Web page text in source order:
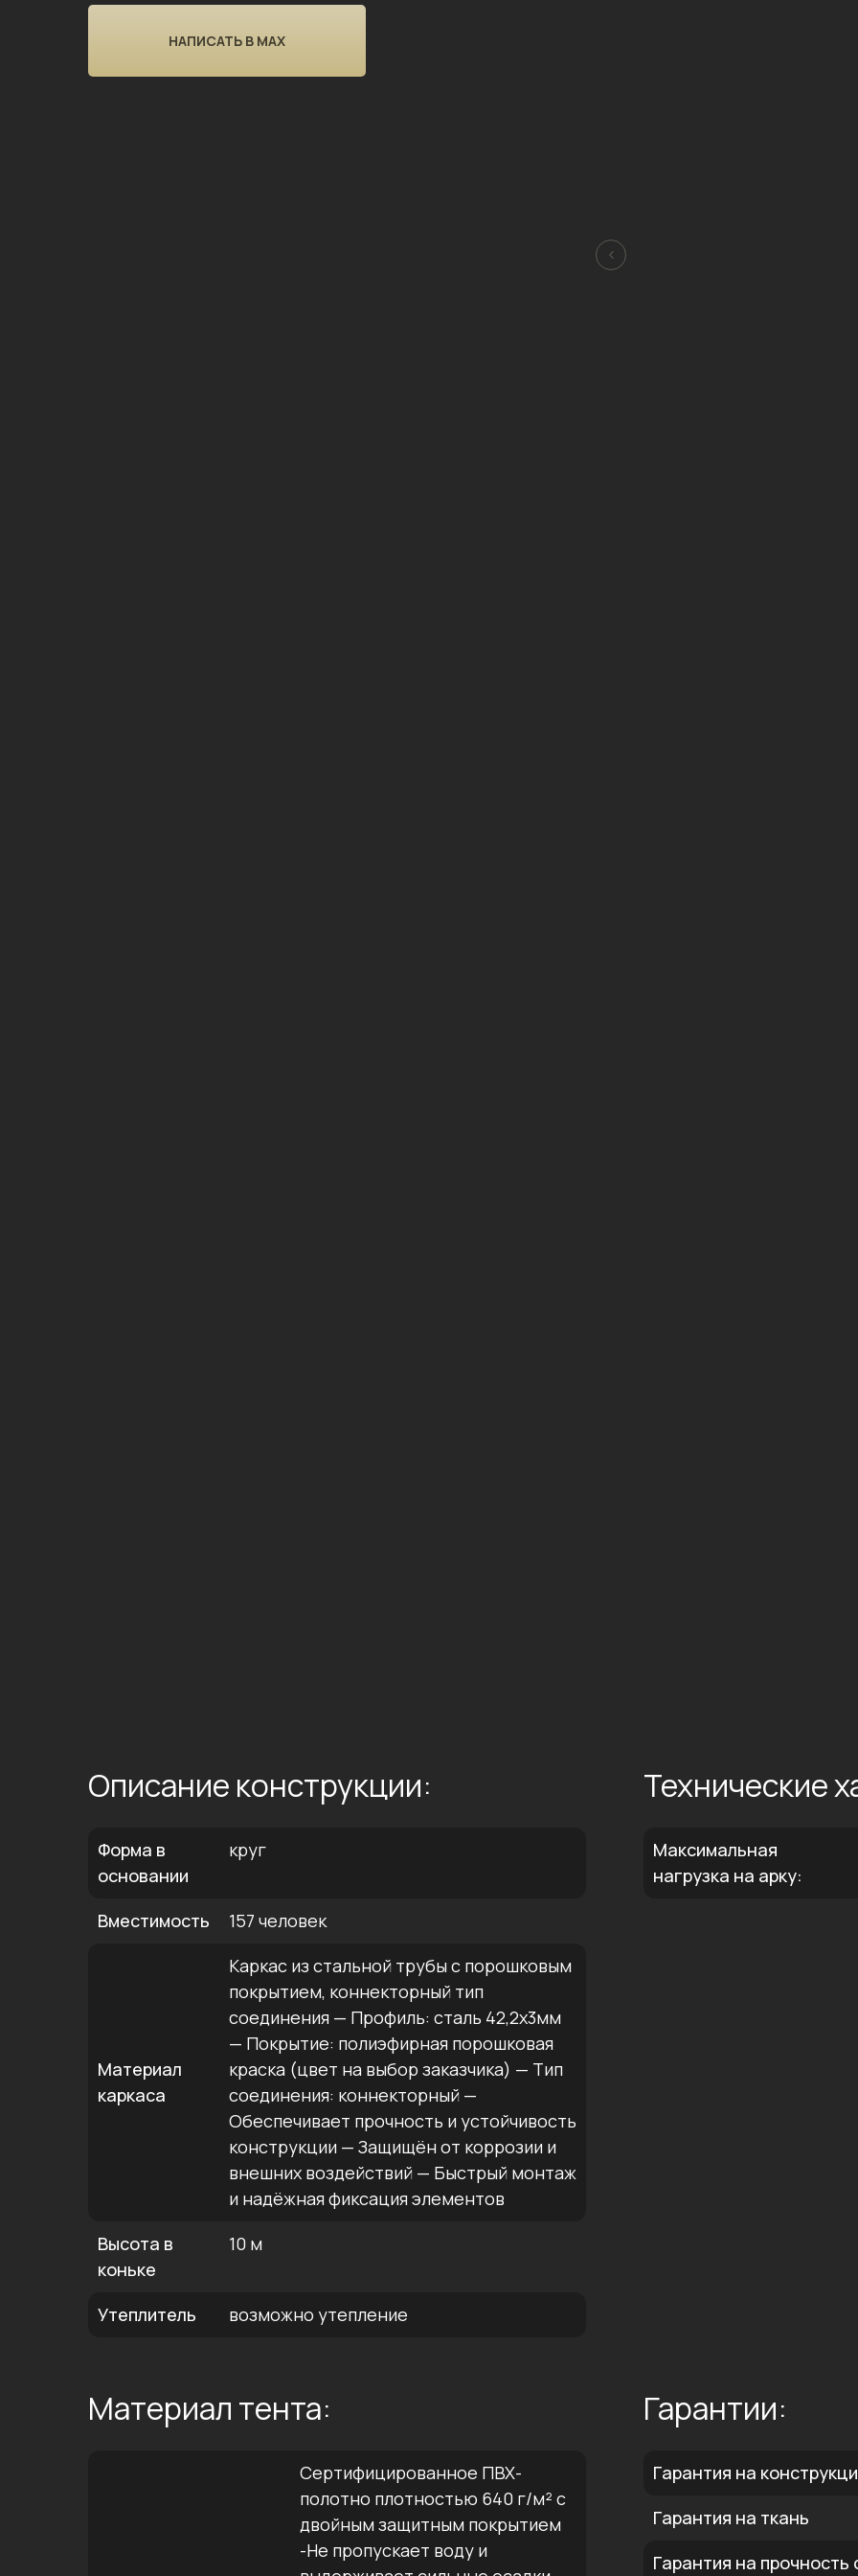
НАПИСАТЬ В MAX
Описание конструкции:
Форма в
основании
круг
Вместимость 157 человек
Материал
каркаса
Каркас из стальной трубы с порошковым
покрытием, коннекторный тип
соединения — Профиль: сталь 42,2х3мм
— Покрытие: полиэфирная порошковая
краска (цвет на выбор заказчика) — Тип
соединения: коннекторный —
Обеспечивает прочность и устойчивость
конструкции — Защищён от коррозии и
внешних воздействий — Быстрый монтаж
и надёжная фиксация элементов
Высота в
коньке
10 м
Утеплитель возможно утепление
Технические
Максимальная
нагрузка на арку:
Материал тента:
Сертифицированное ПВХ-
полотно плотностью 640 г/м² с
двойным защитным покрытием
-Не пропускает воду и
Гарантии:
Гарантия на
Гарантия на ткань
Гарантия на прочность